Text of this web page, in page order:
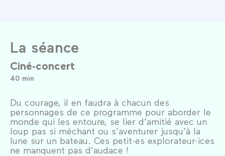
La séance
Ciné-concert
40 min
Du courage, il en faudra à chacun des
personnages de ce programme pour aborder le
monde qui les entoure, se lier d’amitié avec un
loup pas si méchant ou s’aventurer jusqu’à la
lune sur un bateau. Ces petit·es explorateur·ices
ne manquent pas d’audace !